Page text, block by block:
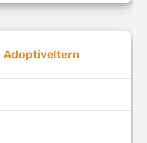
Adoptiveltern